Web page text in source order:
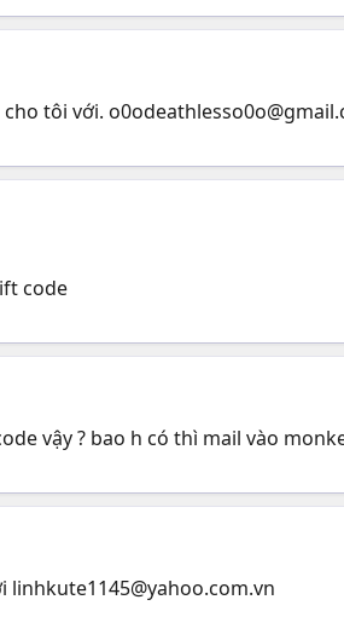
cho tôi với.
code
vậy ? bao h có thì mail vào
linhkute1145@yahoo.com.vn